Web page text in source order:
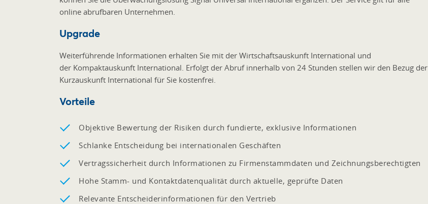
online abrufbaren Unternehmen.
Upgrade
Weiterführende Informationen erhalten Sie mit der Wirtschaftsauskunft International und
der Kompaktauskunft International. Erfolgt der Abruf innerhalb von 24 Stunden stellen wir den Bezug der
Kurzauskunft International für Sie kostenfrei.
Vorteile
Objektive Bewertung der Risiken durch fundierte, exklusive Informationen
Schlanke Entscheidung bei internationalen Geschäften
Vertragssicherheit durch Informationen zu Firmenstammdaten und Zeichnungsberechtigten
Hohe Stamm- und Kontaktdatenqualität durch aktuelle, geprüfte Daten
Relevante Entscheiderinformationen für den Vertrieb